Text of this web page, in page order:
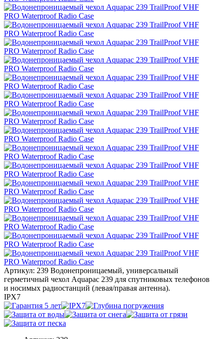
Артикул: 239 Водонепроницаемый, универсальный
герметичный чехол Aquapac 239 для спутниковых телефонов
и носимых радиостанций (левая/правая антенна).
IPX7